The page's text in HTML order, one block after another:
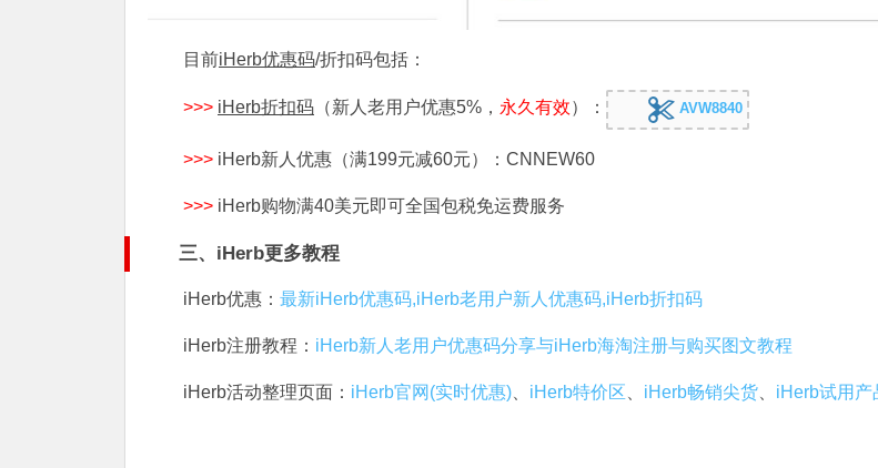
目前iHerb优惠码/折扣码包括：
>>> iHerb折扣码 （新人老用户优惠5%， 永久有效）： AVW8840
>>> iHerb新人优惠（满199元减60元）：CNNEW60
>>> iHerb购物满40美元即可全国包税免运费服务
三、iHerb更多教程
iHerb优惠： 最新iHerb优惠码,iHerb老用户新人优惠码,iHerb折扣码
iHerb注册教程： iHerb新人老用户优惠码分享与iHerb海淘注册与购买图文教程
iHerb活动整理页面： iHerb官网(实时优惠) iHerb特价区 iHerb畅销尖货 iHerb试用产